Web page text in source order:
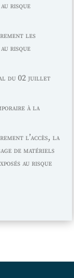
risque
les
risque
du 02 juillet
à la
l’accès, la
de matériels
au risque